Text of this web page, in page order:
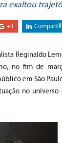
exaltou
+1
Reginaldo
no fim de
em São
no